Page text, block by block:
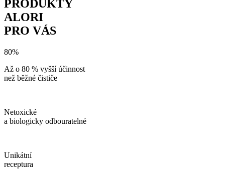
PRODUKTY
ALORI
PRO VÁS
80%
Až o 80 % vyšší účinnost
než běžné čističe
Netoxické
a biologicky odbouratelné
Unikátní
receptura